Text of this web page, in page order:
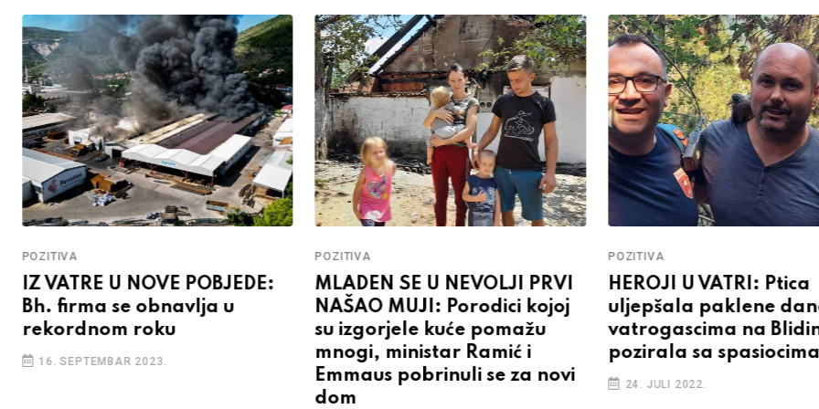
POZITIVA
IZ VATRE U NOVE POBJEDE:
Bh. firma se obnavlja u
rekordnom roku
16. SEPTEMBAR 2023.
POZITIVA
MLADEN SE U NEVOLJI PRVI
NAŠAO MUJI: Porodici kojoj
su izgorjele kuće pomažu
mnogi, ministar Ramić i
Emmaus pobrinuli se za novi
dom
POZITIVA
HEROJI U VATRI: Ptica
uljepšala paklene
vatrogascima na
pozirala sa spasiocima
24. JULI 2022.